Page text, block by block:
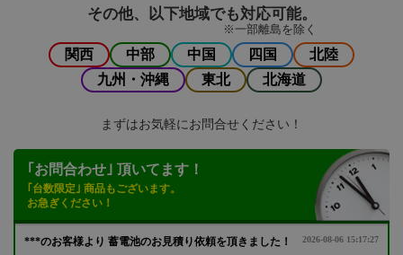
その他、以下地域でも対応可能。
※一部離島を除く
関西 中部 中国 四国
北陸
九州・沖縄
東北 北海道
まずはお気軽にお問合せください！
｢お問合わせ｣ 頂いてます！
｢台数限定｣ 商品もございます。
お急ぎください！